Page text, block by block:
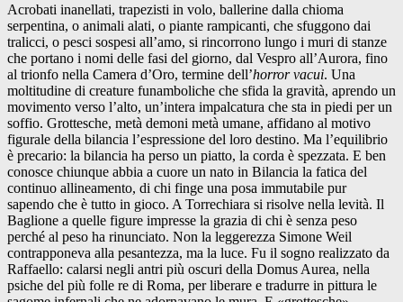
Acrobati inanellati, trapezisti in volo, ballerine dalla chioma
serpentina, o animali alati, o piante rampicanti, che sfuggono dai
tralicci, o pesci sospesi all’amo, si rincorrono lungo i muri di stanze
che portano i nomi delle fasi del giorno, dal Vespro all’Aurora, fino
al trionfo nella Camera d’Oro, termine dell’horror vacui. Una
moltitudine di creature funamboliche che sfida la gravità, aprendo un
movimento verso l’alto, un’intera impalcatura che sta in piedi per un
soffio. Grottesche, metà demoni metà umane, affidano al motivo
figurale della bilancia l’espressione del loro destino. Ma l’equilibrio
è precario: la bilancia ha perso un piatto, la corda è spezzata. E ben
conosce chiunque abbia a cuore un nato in Bilancia la fatica del
continuo allineamento, di chi finge una posa immutabile pur
sapendo che è tutto in gioco. A Torrechiara si risolve nella levità. Il
Baglione a quelle figure impresse la grazia di chi è senza peso
perché al peso ha rinunciato. Non la leggerezza Simone Weil
contrapponeva alla pesantezza, ma la luce. Fu il sogno realizzato da
Raffaello: calarsi negli antri più oscuri della Domus Aurea, nella
psiche del più folle re di Roma, per liberare e tradurre in pittura le